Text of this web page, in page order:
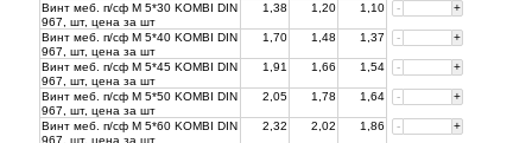
Винт меб. п/сф М 5*30 KOMBI DIN
967, шт, цена за шт
1,38 1,20 1,10 - +
Винт меб. п/сф М 5*40 KOMBI DIN
967, шт, цена за шт
1,70 1,48 1,37 - +
Винт меб. п/сф М 5*45 KOMBI DIN
967, шт, цена за шт
1,91 1,66 1,54 - +
Винт меб. п/сф М 5*50 KOMBI DIN
967, шт, цена за шт
2,05 1,78 1,64 - +
Винт меб. п/сф М 5*60 KOMBI DIN
967, шт, цена за шт
2,32 2,02 1,86 - +